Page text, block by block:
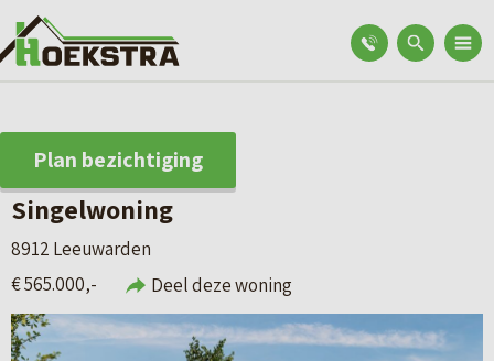
Plan bezichtiging
Singelwoning
8912 Leeuwarden
€ 565.000,-
Deel deze woning